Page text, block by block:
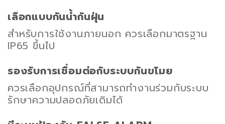
เลือกแบบกันน้ำกันฝุ่น
สำหรับการใช้งานภายนอก ควรเลือกมาตรฐาน
IP65 ขึ้นไป
รองรับการเชื่อมต่อกับระบบกันขโมย
ควรเลือกอุปกรณ์ที่สามารถทำงานร่วมกับระบบ
รักษาความปลอดภัยเดิมได้